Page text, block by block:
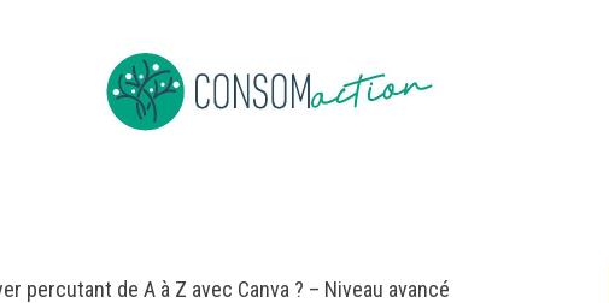
percutant de A à Z avec Canva ? – Niveau avancé